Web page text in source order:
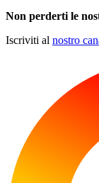
Non perderti le
Iscriviti al nostro